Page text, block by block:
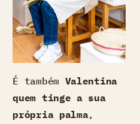
É também Valentina
quem tinge a sua
própria palma,